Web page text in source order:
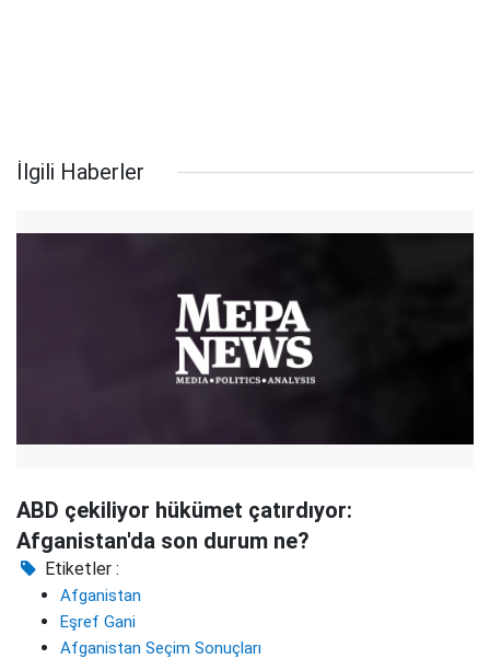
İlgili Haberler
ABD çekiliyor hükümet çatırdıyor:
Afganistan'da son durum ne?
Etiketler :
Afganistan
Eşref Gani
Afganistan Seçim Sonuçları